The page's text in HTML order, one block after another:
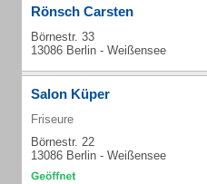
Rönsch Carsten
Börnestr. 33
13086 Berlin - Weißensee
Salon Küper
Friseure
Börnestr. 22
13086 Berlin - Weißensee